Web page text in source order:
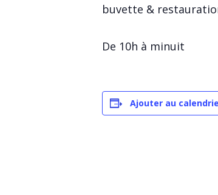
buvette &
De 10h à minuit
Ajouter au